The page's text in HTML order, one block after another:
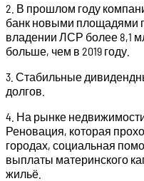
2. В прошлом году
банк новыми площадями
владении ЛСР более 8,1
больше, чем в 2019 году.
3. Стабильные
долгов.
4. На рынке
Реновация, которая
городах, социальная
выплаты материнского
жильё.